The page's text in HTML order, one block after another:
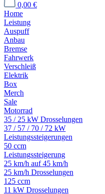
0,00 €
Home
Leistung
Auspuff
Anbau
Bremse
Fahrwerk
Verschleiß
Elektrik
Box
Merch
Sale
Motorrad
35 / 25 kW Drosselungen
37 / 57 / 70 / 72 kW
Leistungssteigerungen
50 ccm
Leistungssteigerung
25 km/h auf 45 km/h
25 km/h Drosselungen
125 ccm
11 kW Drosselungen